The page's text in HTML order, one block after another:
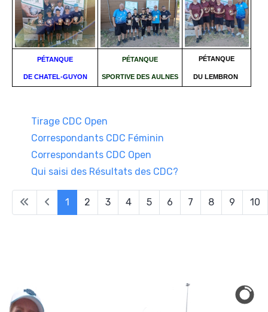
PÉTANQUE
DE CHATEL-GUYON
PÉTANQUE
SPORTIVE DES AULNES
PÉTANQUE
DU LEMBRON
Tirage CDC Open
Correspondants CDC Féminin
Correspondants CDC Open
Qui saisi des Résultats des CDC?
Page 1 sur 10
1 2 3 4 5 6 7 8 9 10